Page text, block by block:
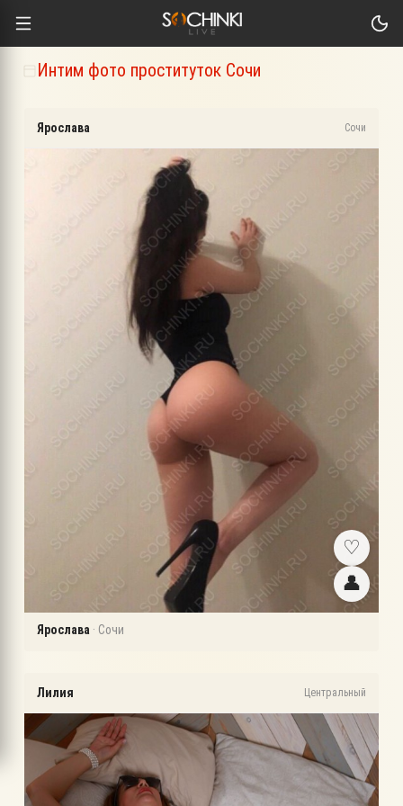
Интим фото проституток Сочи
Ярослава Сочи
♡
👤
Ярослава · Сочи
Лилия Центральный